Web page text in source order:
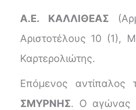
Α.Ε. ΚΑΛΛΙΘΕΑΣ
Αριστοτέλους 10 (1),
Καρτερολιώτης.
Επόμενος αντίπαλος
ΣΜΥΡΝΗΣ. Ο αγώνας